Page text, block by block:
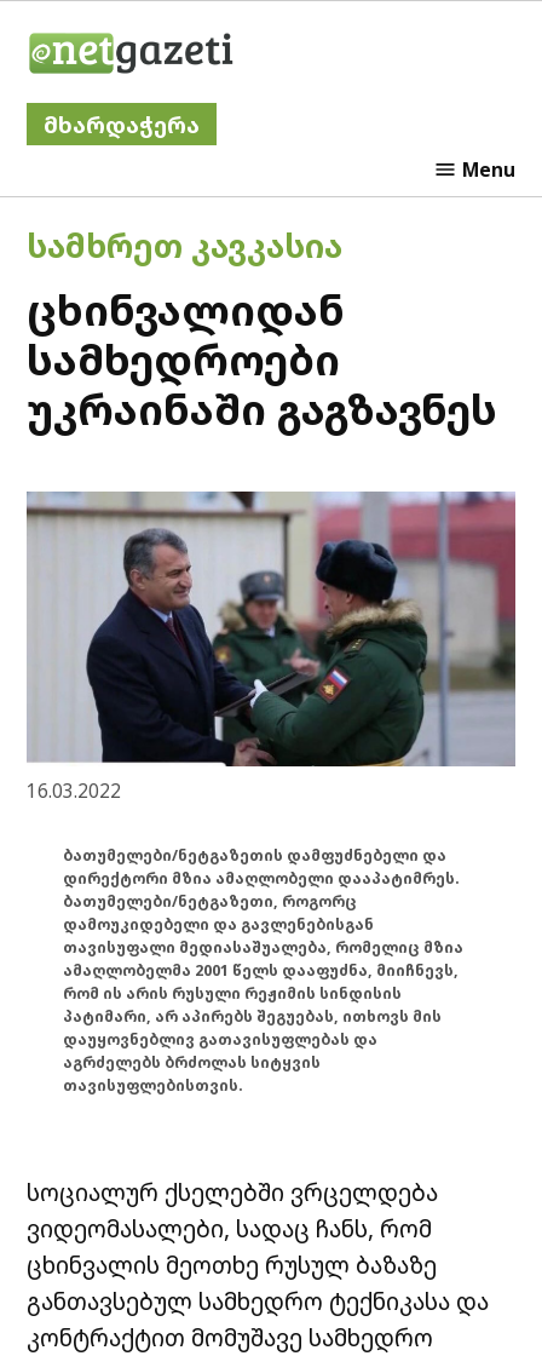
მხარდაჭერა
Menu
POSTED
IN
ᲡᲐᲛᲮᲠᲔᲗ ᲙᲐᲕᲙᲐᲡᲘᲐ
ცხინვალიდან
სამხედროები
უკრაინაში გაგზავნეს
16.03.2022
ბათუმელები/ნეტგაზეთის დამფუძნებელი და
დირექტორი მზია ამაღლობელი დააპატიმრეს.
ბათუმელები/ნეტგაზეთი, როგორც
დამოუკიდებელი და გავლენებისგან
თავისუფალი მედიასაშუალება, რომელიც მზია
ამაღლობელმა 2001 წელს დააფუძნა, მიიჩნევს,
რომ ის არის რუსული რეჟიმის სინდისის
პატიმარი, არ აპირებს შეგუებას, ითხოვს მის
დაუყოვნებლივ გათავისუფლებას და
აგრძელებს ბრძოლას სიტყვის
თავისუფლებისთვის.
სოციალურ ქსელებში ვრცელდება
ვიდეომასალები, სადაც ჩანს, რომ
ცხინვალის მეოთხე რუსულ ბაზაზე
განთავსებულ სამხედრო ტექნიკასა და
კონტრაქტით მომუშავე სამხედრო